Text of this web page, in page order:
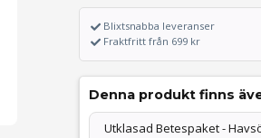
Blixtsnabba leveranser
Fraktfritt från 699 kr
Denna produkt finns
Utklasad Betespaket -